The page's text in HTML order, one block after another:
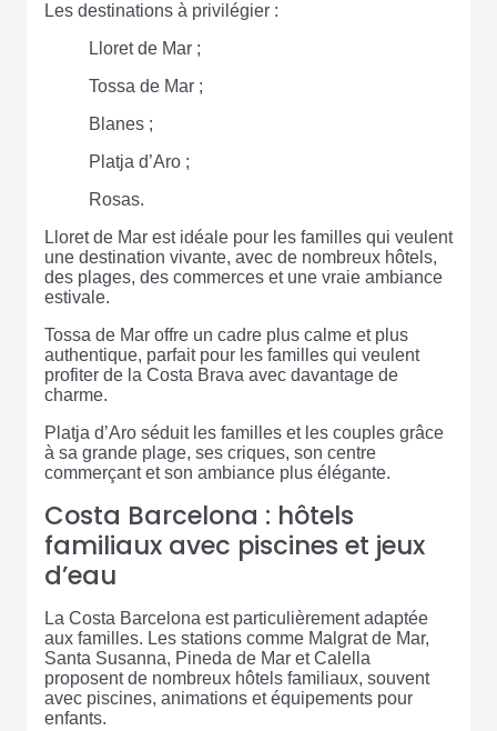
Les destinations à privilégier :
Lloret de Mar ;
Tossa de Mar ;
Blanes ;
Platja d’Aro ;
Rosas.
Lloret de Mar est idéale pour les familles qui veulent
une destination vivante, avec de nombreux hôtels,
des plages, des commerces et une vraie ambiance
estivale.
Tossa de Mar offre un cadre plus calme et plus
authentique, parfait pour les familles qui veulent
profiter de la Costa Brava avec davantage de
charme.
Platja d’Aro séduit les familles et les couples grâce
à sa grande plage, ses criques, son centre
commerçant et son ambiance plus élégante.
Costa Barcelona : hôtels
familiaux avec piscines et jeux
d’eau
La Costa Barcelona est particulièrement adaptée
aux familles. Les stations comme Malgrat de Mar,
Santa Susanna, Pineda de Mar et Calella
proposent de nombreux hôtels familiaux, souvent
avec piscines, animations et équipements pour
enfants.